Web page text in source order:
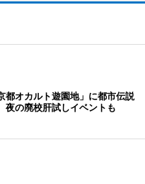
都オカルト遊園地」に都市伝説
の廃校肝試しイベントも